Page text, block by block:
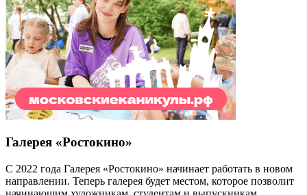
Галерея «Ростокино»
С 2022 года Галерея «Ростокино» начинает работать в новом
направлении. Теперь галерея будет местом, которое позволит